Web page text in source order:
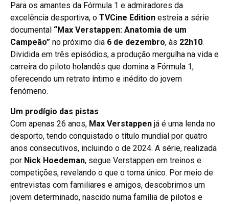
Para os amantes da Fórmula 1 e admiradores da
excelência desportiva, o TVCine Edition estreia a série
documental “Max Verstappen: Anatomia de um
Campeão” no próximo dia 6 de dezembro, às 22h10.
Dividida em três episódios, a produção mergulha na vida e
carreira do piloto holandês que domina a Fórmula 1,
oferecendo um retrato íntimo e inédito do jovem
fenómeno.
Um prodígio das pistas
Com apenas 26 anos, Max Verstappen já é uma lenda no
desporto, tendo conquistado o título mundial por quatro
anos consecutivos, incluindo o de 2024. A série, realizada
por Nick Hoedeman, segue Verstappen em treinos e
competições, revelando o que o torna único. Por meio de
entrevistas com familiares e amigos, descobrimos um
jovem determinado, nascido numa família de pilotos e